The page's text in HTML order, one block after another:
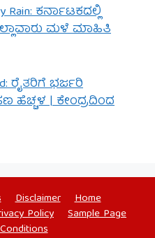
Rain: ಕರ್ನಾಟಕದಲ್ಲಿ
ಮಳೆ ಮಾಹಿತಿ
ರೈತರಿಗೆ ಭರ್ಜರಿ
ಹೆಚ್ಚಳ | ಕೇಂದ್ರದಿಂದ
Disclaimer
Home
Policy
Sample Page